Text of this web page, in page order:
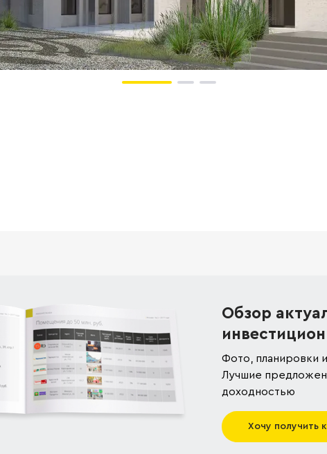
Обзор
Фото, планировки
Лучшие
доходностью
Хочу получить